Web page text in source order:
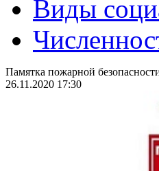
Виды
Памятка пожарной
26.11.2020 17:30